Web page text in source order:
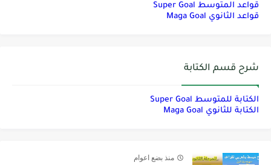
قواعد المتوسط Super Goal
قواعد الثانوي Maga Goal
شرح قسم الكتابة
الكتابة للمتوسط Super Goal
الكتابة للثانوي Maga Goal
منذ بضع اعوام